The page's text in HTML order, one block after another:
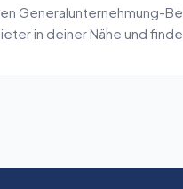
Generalunternehmung-
in deiner Nähe und